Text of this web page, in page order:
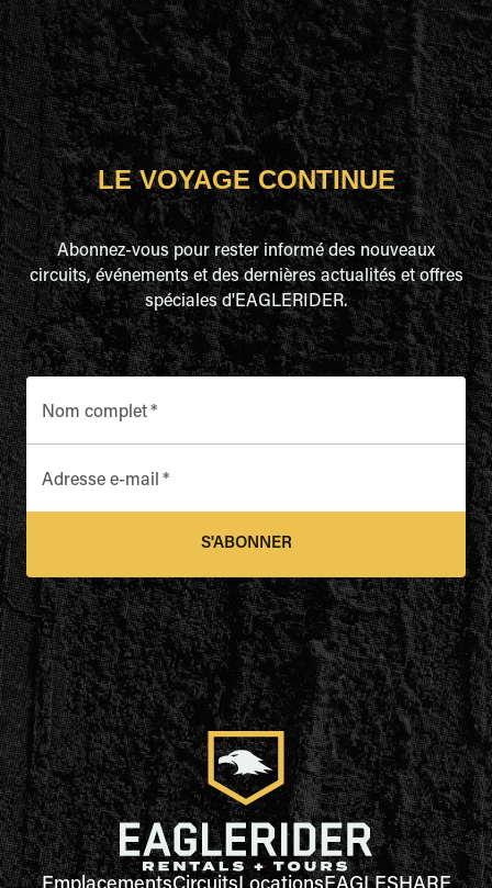
LE VOYAGE CONTINUE
Abonnez-vous pour rester informé des nouveaux
circuits, événements et des dernières actualités et offres
spéciales d'EAGLERIDER.
Nom complet*
Adresse e-mail *
S'ABONNER